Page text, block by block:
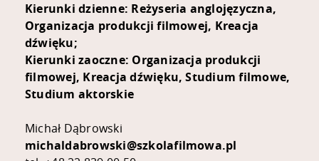
Kierunki dzienne: Reżyseria anglojęzyczna,
Organizacja produkcji filmowej, Kreacja
dźwięku;
Kierunki zaoczne: Organizacja produkcji
filmowej, Kreacja dźwięku, Studium filmowe,
Studium aktorskie
Michał Dąbrowski
michaldabrowski@szkolafilmowa.pl